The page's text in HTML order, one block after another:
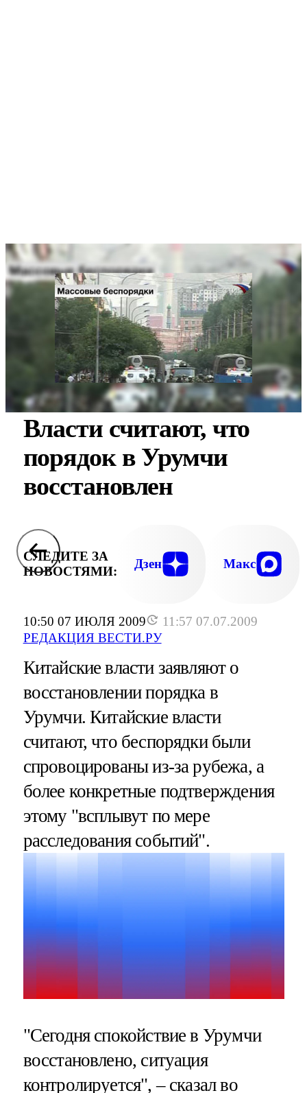
10:50 07 ИЮЛЯ 2009
11:57 07.07.2009
РЕДАКЦИЯ ВЕСТИ.РУ
Власти считают, что
порядок в Урумчи
восстановлен
СЛЕДИТЕ ЗА
НОВОСТЯМИ:
Дзен Макс
Китайские власти заявляют о
восстановлении порядка в
Урумчи. Китайские власти
считают, что беспорядки были
спровоцированы из-за рубежа, а
более конкретные подтверждения
этому "всплывут по мере
расследования событий".
"Сегодня спокойствие в Урумчи
восстановлено, ситуация
контролируется", – сказал во